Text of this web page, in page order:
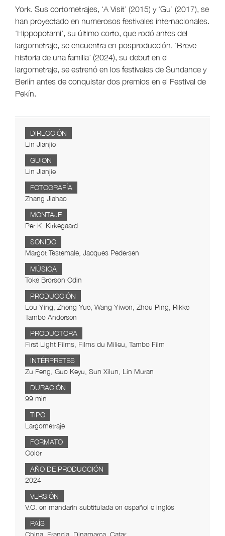
York. Sus cortometrajes, ‘A Visit’ (2015) y ‘Gu’ (2017), se
han proyectado en numerosos festivales internacionales.
‘Hippopotami’, su último corto, que rodó antes del
largometraje, se encuentra en posproducción. ‘Breve
historia de una familia’ (2024), su debut en el
largometraje, se estrenó en los festivales de Sundance y
Berlín antes de conquistar dos premios en el Festival de
Pekín.
DIRECCIÓN
Lin Jianjie
GUION
Lin Jianjie
FOTOGRAFÍA
Zhang Jiahao
MONTAJE
Per K. Kirkegaard
SONIDO
Margot Testemale, Jacques Pedersen
MÚSICA
Toke Brorson Odin
PRODUCCIÓN
Lou Ying, Zheng Yue, Wang Yiwen, Zhou Ping, Rikke
Tambo Andersen
PRODUCTORA
First Light Films, Films du Milieu, Tambo Film
INTÉRPRETES
Zu Feng, Guo Keyu, Sun Xilun, Lin Muran
DURACIÓN
99 min.
TIPO
Largometraje
FORMATO
Color
AÑO DE PRODUCCIÓN
2024
VERSIÓN
V.O. en mandarín subtitulada en español e inglés
PAÍS